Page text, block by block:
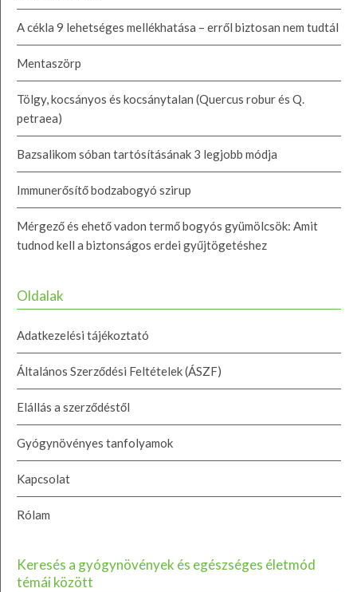
A cékla 9 lehetséges mellékhatása – erről biztosan nem tudtál
Mentaszörp
Tölgy, kocsányos és kocsánytalan (Quercus robur és Q.
petraea)
Bazsalikom sóban tartósításának 3 legjobb módja
Immunerősítő bodzabogyó szirup
Mérgező és ehető vadon termő bogyós gyümölcsök: Amit
tudnod kell a biztonságos erdei gyűjtögetéshez
Oldalak
Adatkezelési tájékoztató
Általános Szerződési Feltételek (ÁSZF)
Elállás a szerződéstől
Gyógynövényes tanfolyamok
Kapcsolat
Rólam
Keresés a gyógynövények és egészséges életmód
témái között